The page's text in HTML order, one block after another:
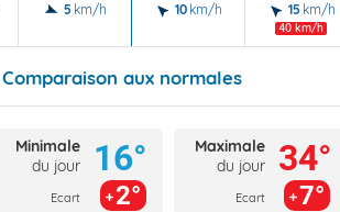
5 km/h 10 km/h 15 km/h
40 km/h
Comparaison aux normales
Minimale
du jour
Ecart
16°
2°
Maximale
du jour
Ecart
34°
7°